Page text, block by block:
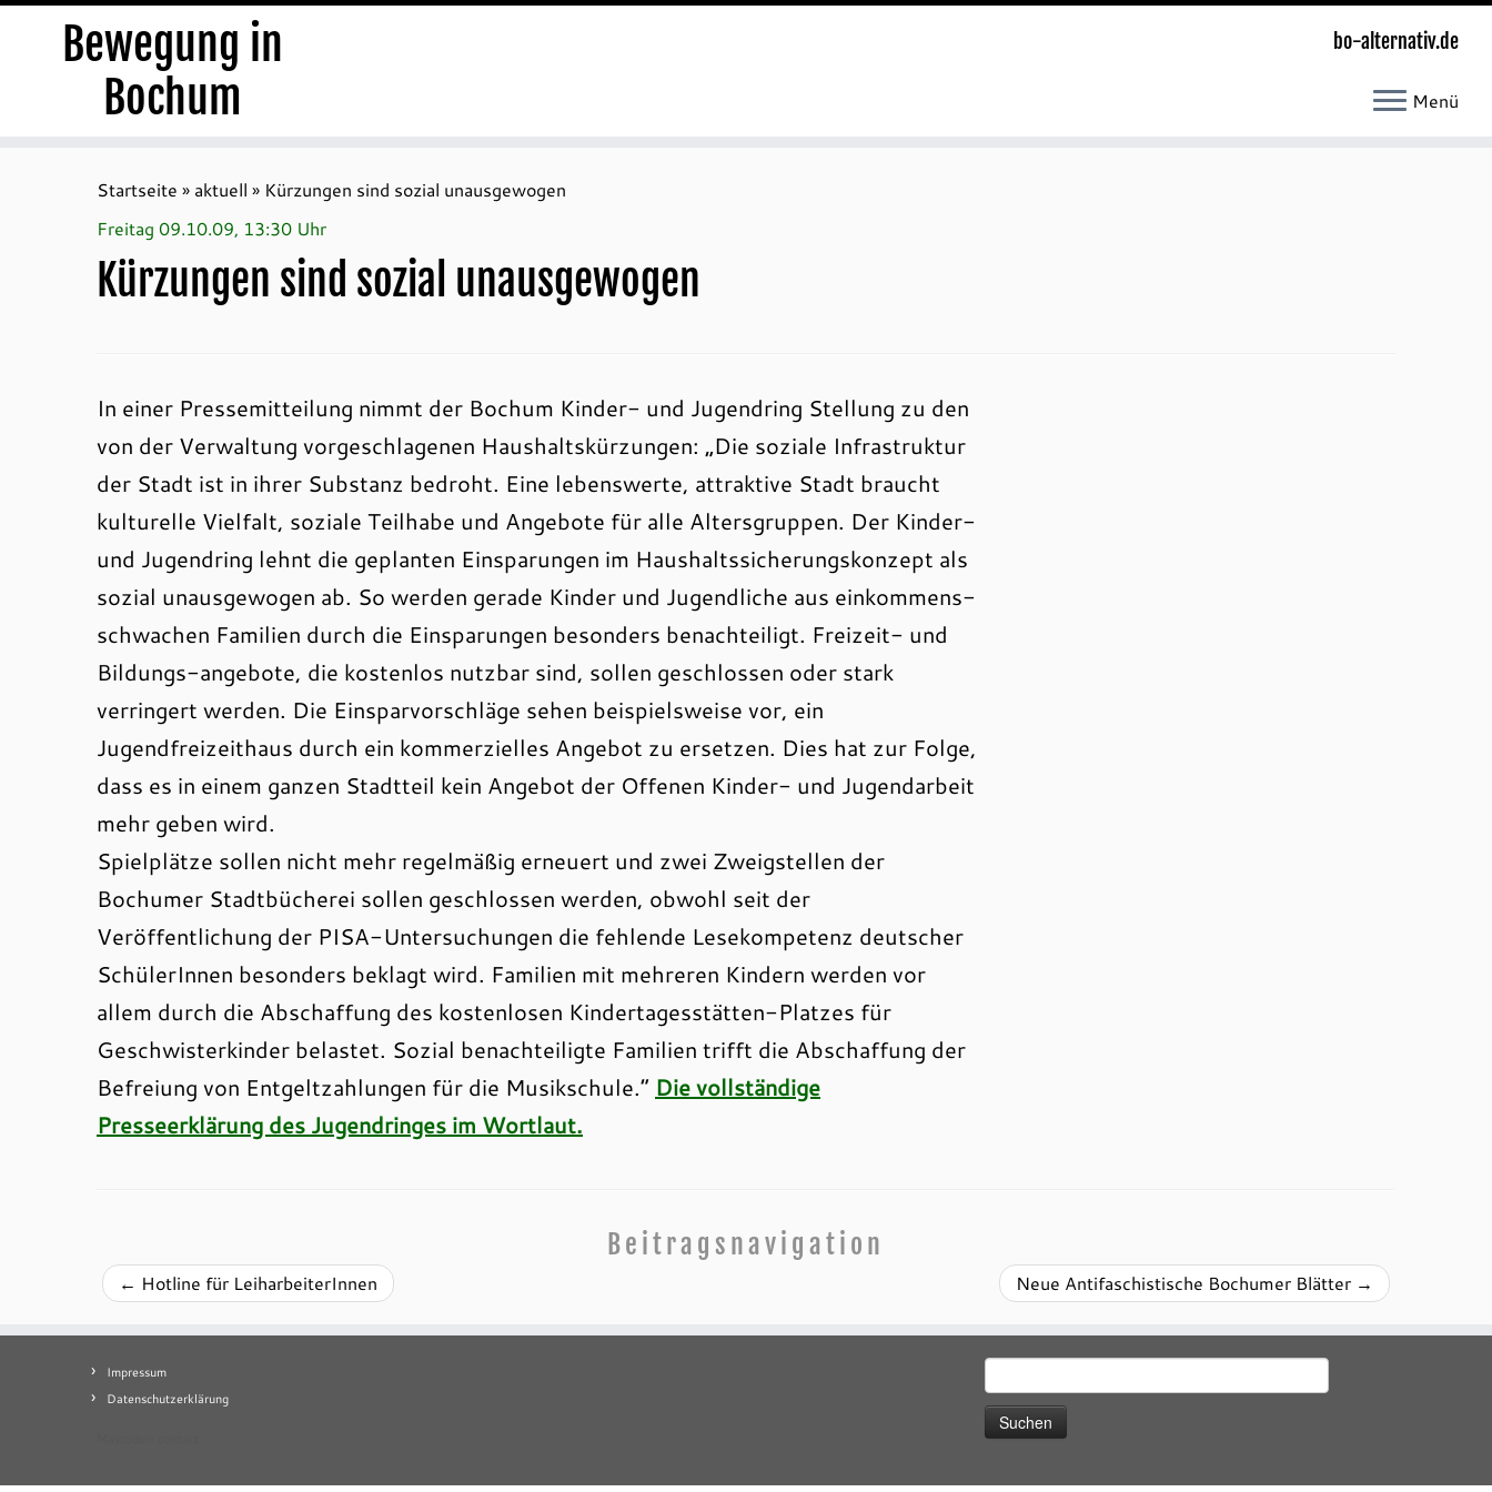
Bewegung in
Bochum
bo-alternativ.de
Menü
Startseite » aktuell » Kürzungen sind sozial unausgewogen
Freitag 09.10.09, 13:30 Uhr
Kürzungen sind sozial unausgewogen
In einer Pressemitteilung nimmt der Bochum Kinder- und Jugendring Stellung zu den
von der Verwaltung vorgeschlagenen Haushaltskürzungen: „Die soziale Infrastruktur
der Stadt ist in ihrer Substanz bedroht. Eine lebenswerte, attraktive Stadt braucht
kulturelle Vielfalt, soziale Teilhabe und Angebote für alle Altersgruppen. Der Kinder-
und Jugendring lehnt die geplanten Einsparungen im Haushaltssicherungskonzept als
sozial unausgewogen ab. So werden gerade Kinder und Jugendliche aus einkommens-
schwachen Familien durch die Einsparungen besonders benachteiligt. Freizeit- und
Bildungs-angebote, die kostenlos nutzbar sind, sollen geschlossen oder stark
verringert werden. Die Einsparvorschläge sehen beispielsweise vor, ein
Jugendfreizeithaus durch ein kommerzielles Angebot zu ersetzen. Dies hat zur Folge,
dass es in einem ganzen Stadtteil kein Angebot der Offenen Kinder- und Jugendarbeit
mehr geben wird.
Spielplätze sollen nicht mehr regelmäßig erneuert und zwei Zweigstellen der
Bochumer Stadtbücherei sollen geschlossen werden, obwohl seit der
Veröffentlichung der PISA-Untersuchungen die fehlende Lesekompetenz deutscher
SchülerInnen besonders beklagt wird. Familien mit mehreren Kindern werden vor
allem durch die Abschaffung des kostenlosen Kindertagesstätten-Platzes für
Geschwisterkinder belastet. Sozial benachteiligte Familien trifft die Abschaffung der
Befreiung von Entgeltzahlungen für die Musikschule.“ Die vollständige
Presseerklärung des Jugendringes im Wortlaut.
Beitragsnavigation
← Hotline für LeiharbeiterInnen Neue Antifaschistische Bochumer Blätter →
Impressum
Datenschutzerklärung
nach: